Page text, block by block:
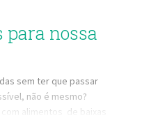
para nossa
sem ter que passar
não é mesmo?
alimentos de baixas